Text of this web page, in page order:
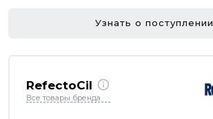
Узнать о поступлении
RefectoCil
Все товары бренда